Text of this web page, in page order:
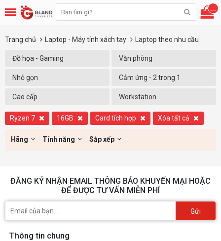
...
Trang chủ Laptop - Máy tính xách tay Laptop theo nhu cầu
Đồ họa - Gaming Văn phòng
Nhỏ gọn Cảm ứng - 2 trong 1
Cao cấp Workstation
Ryzen 7 16GB Card tích hợp Xóa tất cả
Hãng Tính năng Sắp xếp
ĐĂNG KÝ NHẬN EMAIL THÔNG BÁO KHUYẾN MẠI HOẶC
ĐỂ ĐƯỢC TƯ VẤN MIỄN PHÍ
Gửi
Thông tin chung